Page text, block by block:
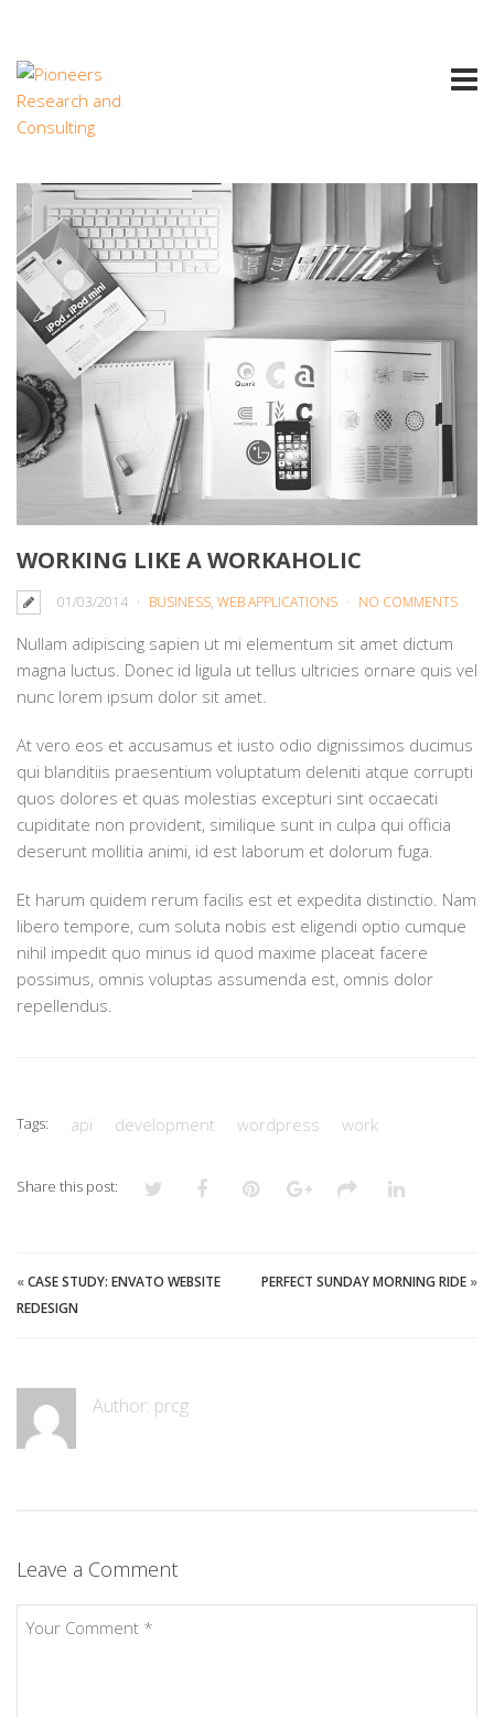
WORKING LIKE A WORKAHOLIC
01/03/2014 BUSINESS, WEB APPLICATIONS NO COMMENTS
Nullam adipiscing sapien ut mi elementum sit amet dictum
magna luctus. Donec id ligula ut tellus ultricies ornare quis vel
nunc lorem ipsum dolor sit amet.
At vero eos et accusamus et iusto odio dignissimos ducimus
qui blanditiis praesentium voluptatum deleniti atque corrupti
quos dolores et quas molestias excepturi sint occaecati
cupiditate non provident, similique sunt in culpa qui officia
deserunt mollitia animi, id est laborum et dolorum fuga.
Et harum quidem rerum facilis est et expedita distinctio. Nam
libero tempore, cum soluta nobis est eligendi optio cumque
nihil impedit quo minus id quod maxime placeat facere
possimus, omnis voluptas assumenda est, omnis dolor
repellendus.
Tags: api development wordpress work
Share this post:
«CASE STUDY: ENVATO WEBSITE
REDESIGN
PERFECT SUNDAY MORNING RIDE »
Author: prcg
Leave a Comment